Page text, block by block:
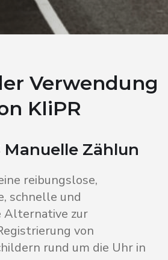
Verwendung
KliPR
Manuelle Zählun
reibungslose,
schnelle und
Alternative zur
von
rund um die Uhr in